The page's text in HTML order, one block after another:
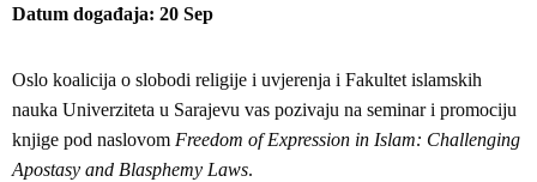
Datum događaja 20 Sep
Oslo koalicija o slobodi religije i uvjerenja i Fakultet islamskih
nauka Univerziteta u Sarajevu vas pozivaju na seminar i promociju
knjige pod naslovom Freedom of Expression in Islam: Challenging
Apostasy and Blasphemy Laws.